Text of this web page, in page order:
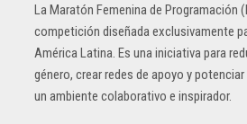
La Maratón Femenina de Programación
competición diseñada exclusivamente
América Latina. Es una iniciativa para
género, crear redes de apoyo y
un ambiente colaborativo e inspirador.